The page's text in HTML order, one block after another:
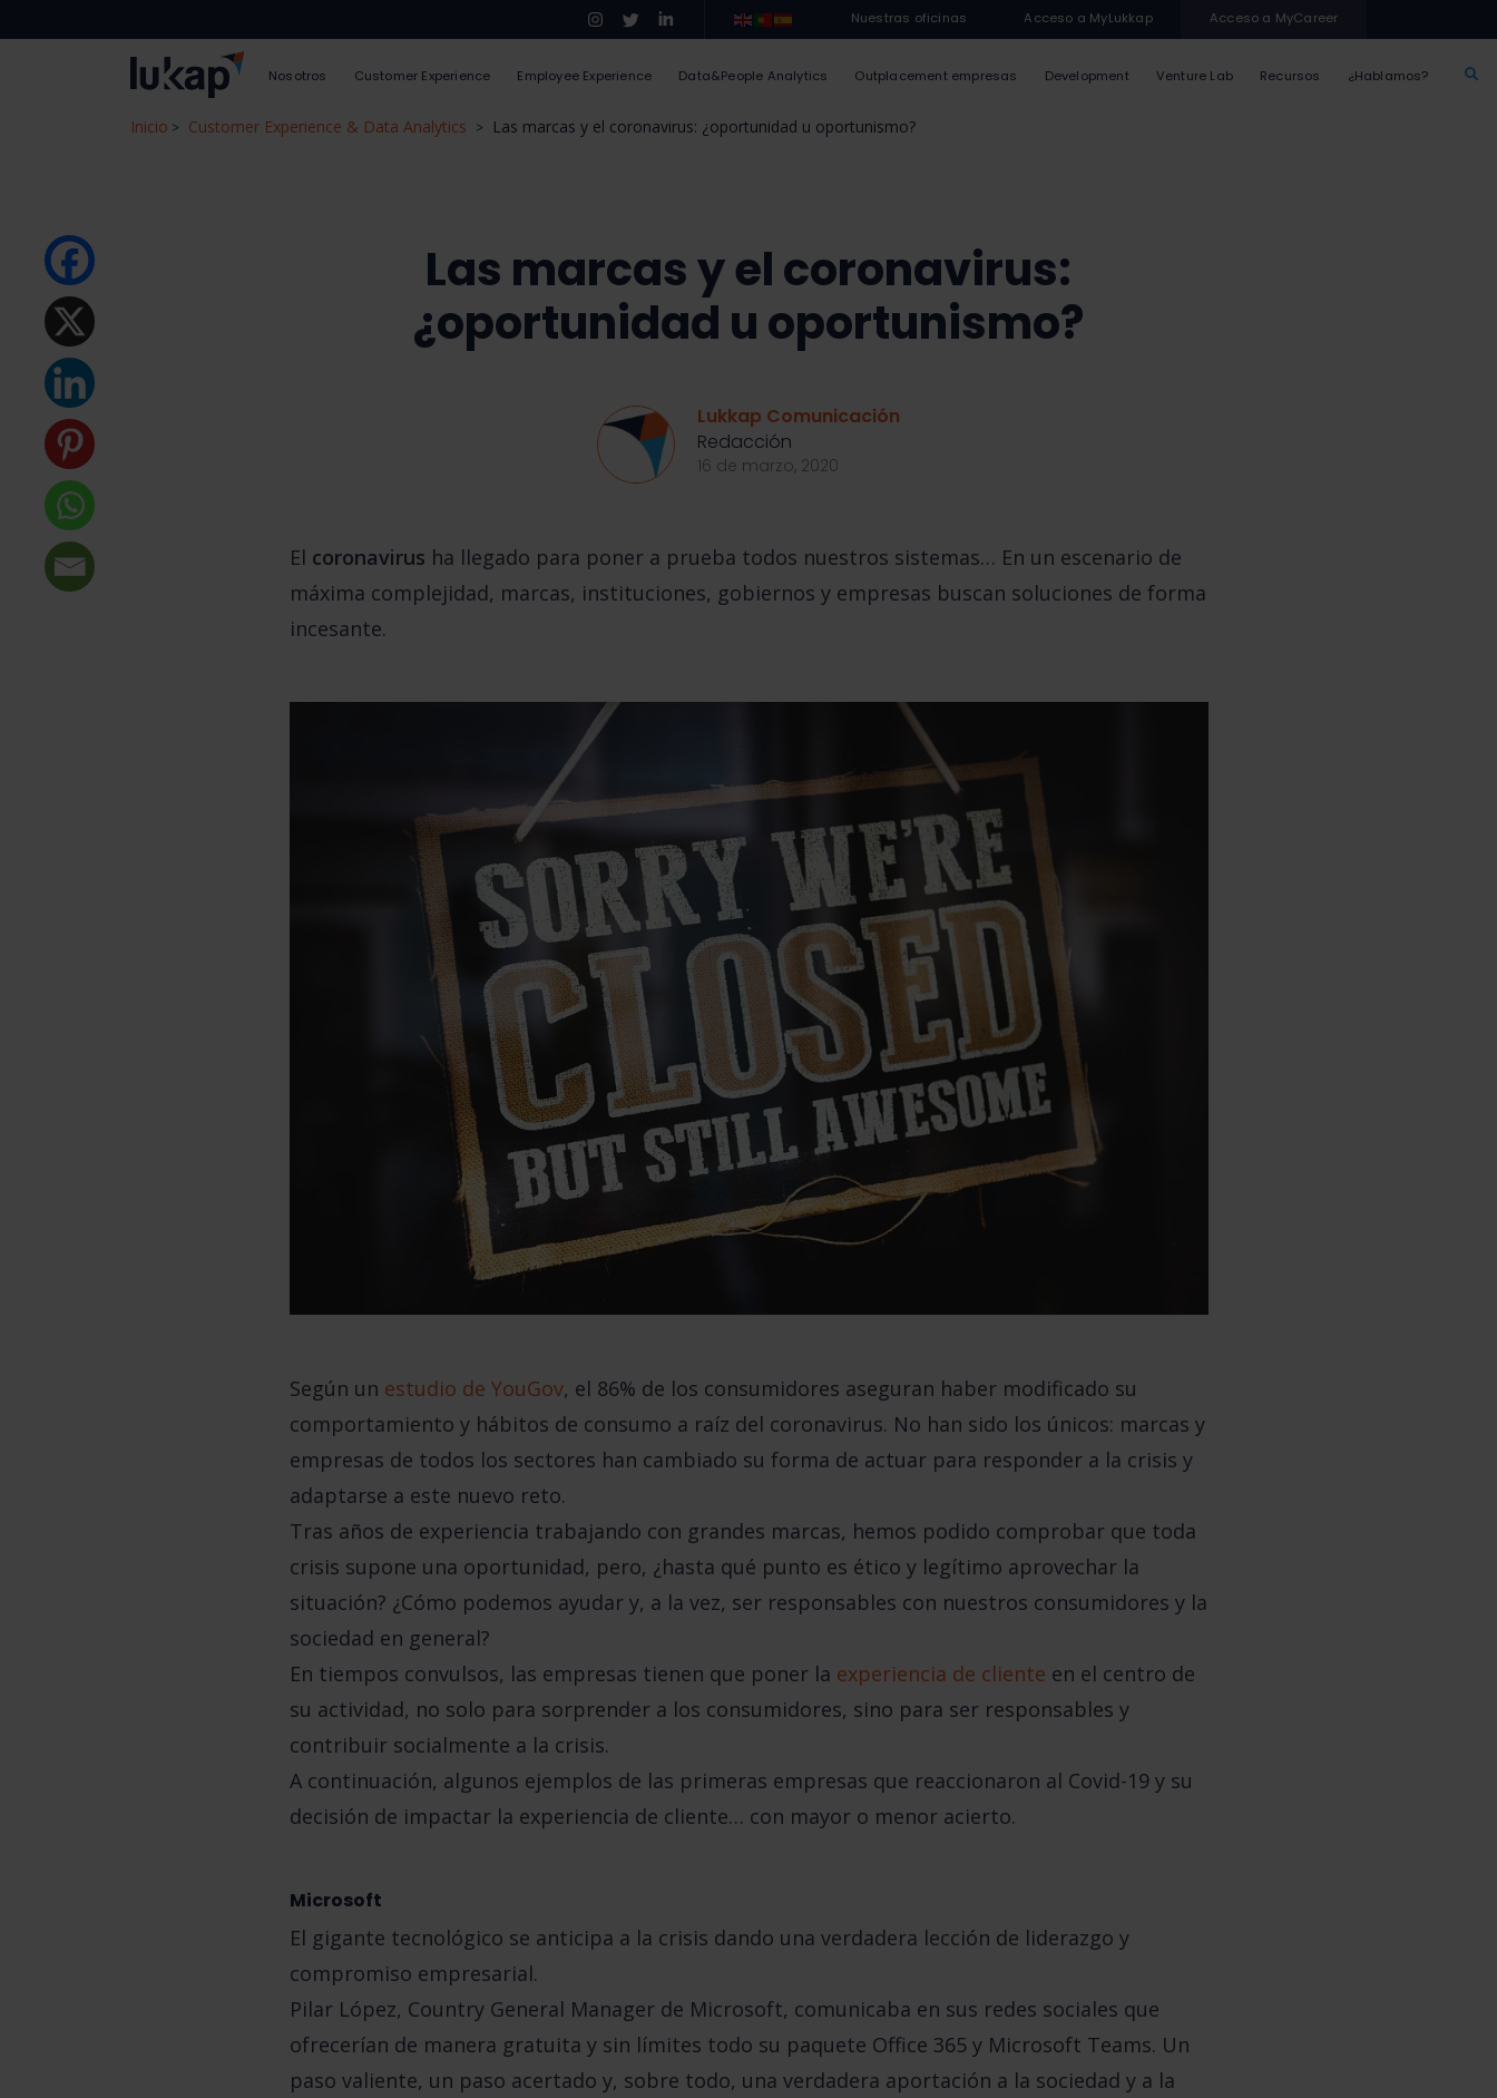
Nuestras oficinas Acceso a MyLukkap Acceso a MyCareer
Nosotros Customer Experience Employee Experience Data&People Analytics Outplacement empresas Development Venture Lab Recursos ¿Hablamos?
Inicio > Customer Experience & Data Analytics > Las marcas y el coronavirus: ¿oportunidad u oportunismo?
Las marcas y el coronavirus:
¿oportunidad u oportunismo?
Lukkap Comunicación
Redacción
16 de marzo, 2020
El coronavirus ha llegado para poner a prueba todos nuestros sistemas… En un escenario de
máxima complejidad, marcas, instituciones, gobiernos y empresas buscan soluciones de forma
incesante.
Según un estudio de YouGov, el 86% de los consumidores aseguran haber modificado su
comportamiento y hábitos de consumo a raíz del coronavirus. No han sido los únicos: marcas y
empresas de todos los sectores han cambiado su forma de actuar para responder a la crisis y
adaptarse a este nuevo reto.
Tras años de experiencia trabajando con grandes marcas, hemos podido comprobar que toda
crisis supone una oportunidad, pero, ¿hasta qué punto es ético y legítimo aprovechar la
situación? ¿Cómo podemos ayudar y, a la vez, ser responsables con nuestros consumidores y la
sociedad en general?
En tiempos convulsos, las empresas tienen que poner la experiencia de cliente en el centro de
su actividad, no solo para sorprender a los consumidores, sino para ser responsables y
contribuir socialmente a la crisis.
A continuación, algunos ejemplos de las primeras empresas que reaccionaron al Covid-19y su
decisión de impactar la experiencia de cliente… con mayor o menor acierto.
Microsoft
El gigante tecnológico se anticipa a la crisis dando una verdadera lección de liderazgo y
compromiso empresarial.
Pilar López, Country General Manager de Microsoft, comunicaba en sus redes sociales que
ofrecerían de manera gratuita y sin límites todo su paquete Office 365y Microsoft Teams. Un
paso valiente, un paso acertado y, sobre todo, una verdadera aportación a la sociedad y a la